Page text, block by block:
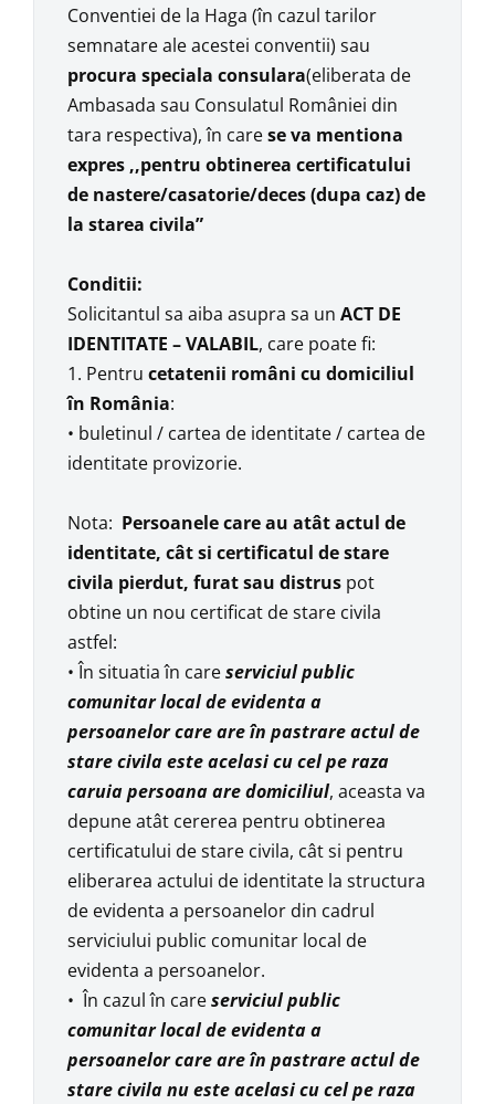
Conventiei de la Haga (în cazul tarilor
semnatare ale acestei conventii) sau
procura speciala consulara(eliberata de
Ambasada sau Consulatul României din
tara respectiva), în carese va mentiona
expres ,,pentru obtinerea certificatului
de nastere/casatorie/deces (dupa caz) de
la starea civila”
Conditii:
Solicitantul sa aiba asupra sa un ACT DE
IDENTITATE – VALABIL, care poate fi:
1. Pentru cetatenii români cu domiciliul
în România:
• buletinul / cartea de identitate / cartea de
identitate provizorie.
Nota: Persoanele care au atât actul de
identitate, cât si certificatul de stare
civila pierdut, furat sau distrus pot
obtine un nou certificat de stare civila
astfel:
• În situatia în careserviciul public
comunitar local de evidenta a
persoanelor care are în pastrare actul de
stare civila este acelasi cu cel pe raza
caruia persoana are domiciliul, aceasta va
depune atât cererea pentru obtinerea
certificatului de stare civila, cât si pentru
eliberarea actului de identitate la structura
de evidenta a persoanelor din cadrul
serviciului public comunitar local de
evidenta a persoanelor.
• În cazul în careserviciul public
comunitar local de evidenta a
persoanelor care are în pastrare actul de
stare civila nu este acelasi cu cel pe raza